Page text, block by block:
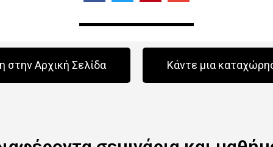
στην Αρχική Σελίδα Κάντε μια